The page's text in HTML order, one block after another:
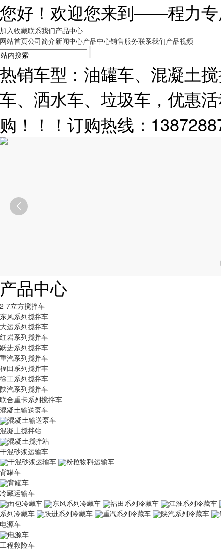
您好！欢迎您来到——程力
加入收藏联系我们产品中心
网站首页公司简介新闻中心产品中心销售服务联系我们产品视频
热销车型：油罐车、混凝土
车、洒水车、垃圾车，优惠
购！！！订购热线：

产品中心
2-7立方搅拌车
东风系列搅拌车
大运系列搅拌车
红岩系列搅拌车
跃进系列搅拌车
重汽系列搅拌车
福田系列搅拌车
徐工系列搅拌车
陕汽系列搅拌车
联合重卡系列搅拌车
混凝土输送泵车
混凝土输送泵车
混凝土搅拌站
混凝土搅拌站
干混砂浆运输车
干混砂浆运输车
粉粒物料运输车
背罐车
背罐车
冷藏运输车
面包冷藏车
东风系列冷藏车 福田系列冷藏车
江淮系列冷藏车
系列冷藏车
跃进系列冷藏车 重汽系列冷藏车 陕汽系列冷藏车
电源车
电源车
工程救险车